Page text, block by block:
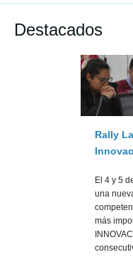
Destacados
Rally
El 4 y 5
una
más